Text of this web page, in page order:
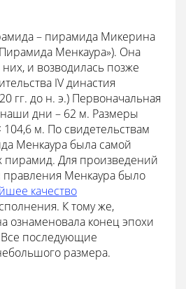
– пирамида Микерина
Менкаура»). Она
и возводилась позже
IV династия
гг. до н. э.) Первоначальная
наши дни – 62 м. Размеры
104,6 м. По свидетельствам
Менкаура была самой
пирамид. Для произведений
правления Менкаура было
качество
К тому же,
ознаменовала конец эпохи
последующие
размера.